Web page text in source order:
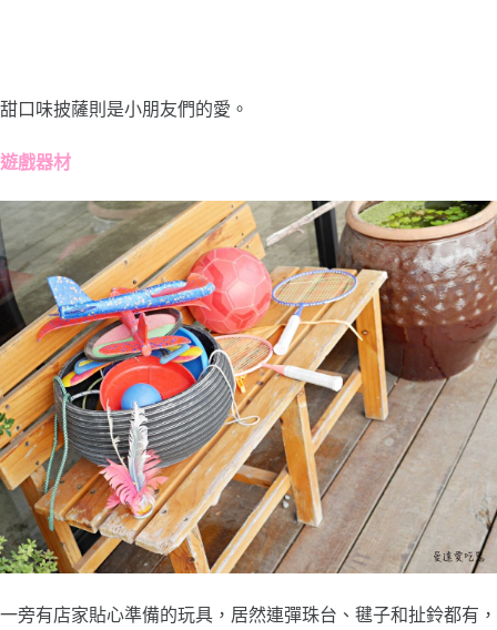
甜口味披薩則是小朋友們的愛。
遊戲器材
一旁有店家貼心準備的玩具，居然連彈珠台、毽子和扯鈴都有，